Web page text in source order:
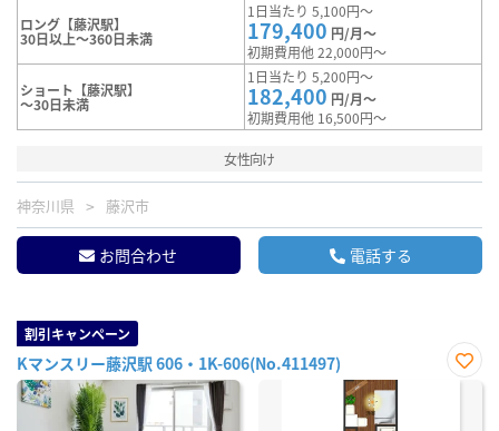
ロング【藤沢駅】
30日以上～360日未満
1日当たり 5,100円～
179,400 円/月～
初期費用他 22,000円～
ショート【藤沢駅】
～30日未満
1日当たり 5,200円～
182,400 円/月～
初期費用他 16,500円～
女性向け
神奈川県 藤沢市
お問合わせ 電話する
割引キャンペーン
Kマンスリー藤沢駅 606・1K-606(No.411497)
お気